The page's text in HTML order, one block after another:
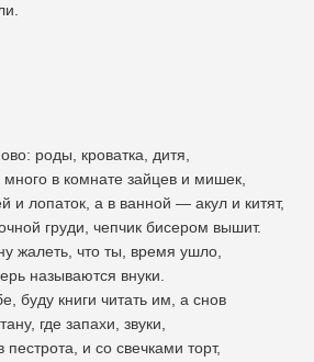
роды, кроватка, дитя,
в комнате зайцев и мишек,
и лопаток, а в ванной — акул и китят,
груди, чепчик бисером вышит.
жалеть, что ты, время ушло,
называются внуки.
буду книги читать им, а снов
где запахи, звуки,
и со свечками торт,